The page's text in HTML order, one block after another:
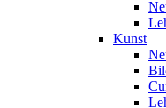
Kunst